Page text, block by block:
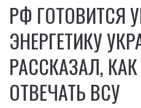
РФ ГОТОВИТСЯ
ЭНЕРГЕТИКУ
РАССКАЗАЛ,
ОТВЕЧАТЬ ВСУ